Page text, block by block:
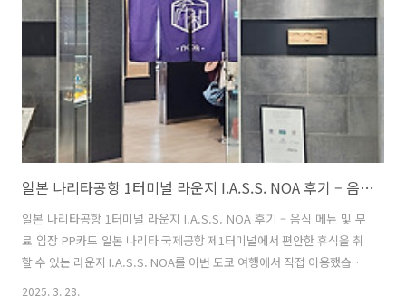
니다. 그런데 치이카와 베이커리는 응모해서 당첨 되어야지만 방문할 수
있는데, 완전히 수수료 장사네요.또 1천엔은 입장비인데요. 총 비용은 4
명입장해서 수수료 포..
일본 나리타공항 1터미널 라운지 I.A.S.S. NOA 후기 – 음식 메뉴 및 무료 입장 PP카드
일본 나리타공항 1터미널 라운지 I.A.S.S. NOA 후기 – 음식 메뉴 및 무
료 입장 PP카드 일본 나리타 국제공항 제1터미널에서 편안한 휴식을 취
할 수 있는 라운지 I.A.S.S. NOA를 이번 도쿄 여행에서 직접 이용했습니
다. 위치부터 음식 메뉴, 이용후기, 그리고 무료 입장 가능한 카드 정보까
2025. 3. 28.